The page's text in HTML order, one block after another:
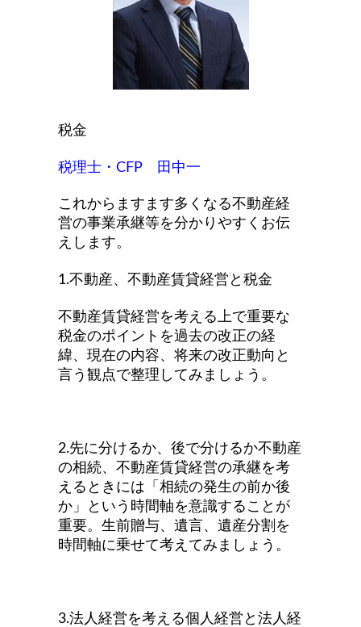
税金
税理士・CFP 田中一
これからますます多くなる不動産経
営の事業承継等を分かりやすくお伝
えします。
1.不動産、不動産賃貸経営と税金
不動産賃貸経営を考える上で重要な
税金のポイントを過去の改正の経
緯、現在の内容、将来の改正動向と
言う観点で整理してみましょう。
2.先に分けるか、後で分けるか不動産
の相続、不動産賃貸経営の承継を考
えるときには「相続の発生の前か後
か」という時間軸を意識することが
重要。生前贈与、遺言、遺産分割を
時間軸に乗せて考えてみましょう。
3.法人経営を考える個人経営と法人経